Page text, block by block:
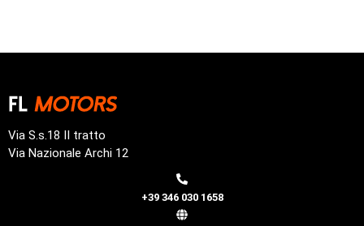
Via S.s.18 II tratto
Via Nazionale Archi 12
+39 346 030 1658